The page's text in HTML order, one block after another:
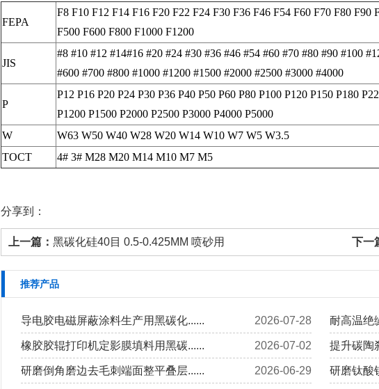
FEPA
F8 F10 F12 F14 F16 F20 F22 F24 F30 F36 F46 F54 F60 F70 F80
F500 F600 F800 F1000 F1200
JIS
#8 #10 #12 #14#16 #20 #24 #30 #36 #46 #54 #60 #70 #80 #90 #100
#600 #700 #800 #1000 #1200 #1500 #2000 #2500 #3000 #4000
P
P12 P16 P20 P24 P30 P36 P40 P50 P60 P80 P100 P120 P150 P180
P1200 P1500 P2000 P2500 P3000 P4000 P5000
W
W63 W50 W40 W28 W20 W14 W10 W7 W5 W3.5
TOCT
4# 3# M28 M20 M14 M10 M7 M5
分享到：
上一篇： 黑碳化硅40目 0.5-0.425MM 喷砂用 下一
推荐产品
2026-07-28
导电胶电磁屏蔽涂料生产用黑碳化...... 耐高温绝
2026-07-02
橡胶胶辊打印机定影膜填料用黑碳...... 提升碳陶
2026-06-29
研磨倒角磨边去毛刺端面整平叠层...... 研磨钛酸